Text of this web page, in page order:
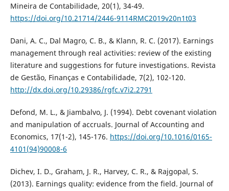
Mineira de Contabilidade, 20(1), 34-49.
https://doi.org/10.21714/2446-9114RMC2019v20n1t03
Dani, A. C., Dal Magro, C. B., & Klann, R. C. (2017). Earnings
management through real activities: review of the existing
literature and suggestions for future investigations. Revista
de Gestão, Finanças e Contabilidade, 7(2), 102-120.
http://dx.doi.org/10.29386/rgfc.v7i2.2791
Defond, M. L., & Jiambalvo, J. (1994). Debt covenant violation
and manipulation of accruals. Journal of Accounting and
Economics, 17(1-2), 145-176. https://doi.org/10.1016/0165-
4101(94)90008-6
Dichev, I. D., Graham, J. R., Harvey, C. R., & Rajgopal, S.
(2013). Earnings quality: evidence from the field. Journal of